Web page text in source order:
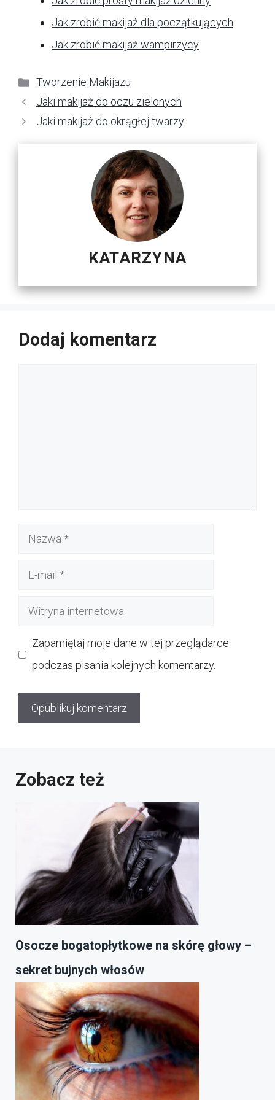
Jak zrobić makijaż dla początkujących
Jak zrobić makijaż wampirzycy
Kategorie
Tworzenie Makijazu
Jaki makijaż do oczu zielonych
Jaki makijaż do okrągłej twarzy
KATARZYNA
Dodaj komentarz
Nazwa
Witryna
Zapamiętaj moje dane w tej przeglądarce
podczas pisania kolejnych komentarzy.
Zobacz też
Osocze bogatopłytkowe na skórę głowy –
sekret bujnych włosów